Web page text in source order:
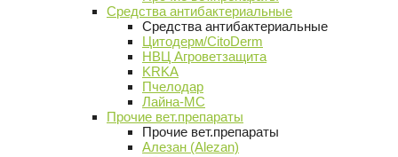
Средства антибактериальные
Средства антибактериальные
Цитодерм/CitoDerm
НВЦ Агроветзащита
KRKA
Пчелодар
Лайна-МС
Прочие вет.препараты
Прочие вет.препараты
Алезан (Alezan)